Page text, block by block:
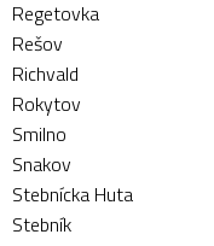
Regetovka
Rešov
Richvald
Rokytov
Smilno
Snakov
Stebnícka Huta
Stebník